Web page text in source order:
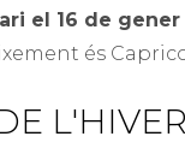
el 16 de gener
és